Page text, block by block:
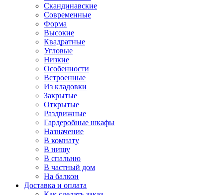
Скандинавские
Современные
Форма
Высокие
Квадратные
Угловые
Низкие
Особенности
Встроенные
Из кладовки
Закрытые
Открытые
Раздвижные
Гардеробные шкафы
Назначение
В комнату
В нишу
В спальню
В частный дом
На балкон
Доставка и оплата